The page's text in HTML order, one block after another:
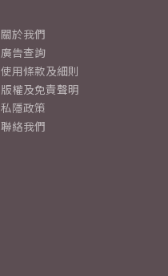
關於我們
廣告查詢
使用條款及細則
版權及免責聲明
私隱政策
聯絡我們